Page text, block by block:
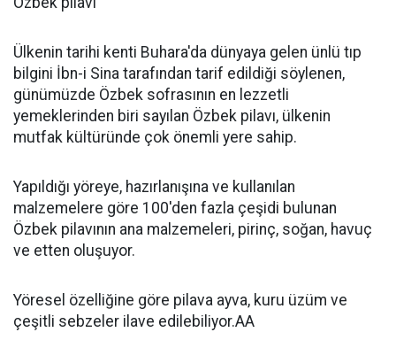
Ülkenin tarihi kenti Buhara'da dünyaya gelen ünlü tıp
bilgini İbn-i Sina tarafından tarif edildiği söylenen,
günümüzde Özbek sofrasının en lezzetli
yemeklerinden biri sayılan Özbek pilavı, ülkenin
mutfak kültüründe çok önemli yere sahip.
Yapıldığı yöreye, hazırlanışına ve kullanılan
malzemelere göre 100'den fazla çeşidi bulunan
Özbek pilavının ana malzemeleri, pirinç, soğan, havuç
ve etten oluşuyor.
Yöresel özelliğine göre pilava ayva, kuru üzüm ve
çeşitli sebzeler ilave edilebiliyor.AA